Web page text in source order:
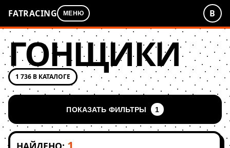
FATRACING МЕНЮ В
ГОНЩИКИ
1 736 В КАТАЛОГЕ
ПОКАЗАТЬ ФИЛЬТРЫ 1
1